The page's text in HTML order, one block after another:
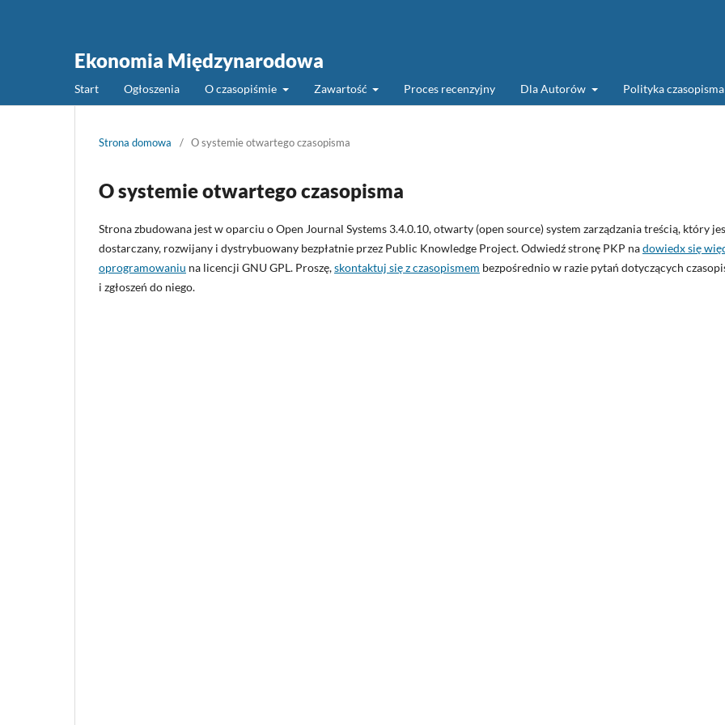
Ekonomia Międzynarodowa
Start Ogłoszenia O czasopiśmie Zawartość Proces recenzyjny Dla Autorów Polityka czasopisma
Strona domowa / O systemie otwartego czasopisma
O systemie otwartego czasopisma
Strona zbudowana jest w oparciu o Open Journal Systems 3.4.0.10, otwarty (open source) system zarządzania treścią, który
dostarczany, rozwijany i dystrybuowany bezpłatnie przez Public Knowledge Project. Odwiedź stronę PKP nadowiedx się
oprogramowaniu na licencji GNU GPL. Proszę,skontaktuj się z czasopismem bezpośrednio w razie pytań dotyczących
i zgłoszeń do niego.